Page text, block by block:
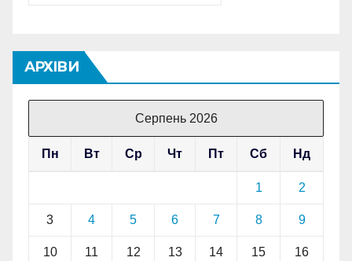
АРХІВИ
Серпень 2026
Пн Вт Ср Чт Пт Сб Нд
1 2
3 4 5 6 7 8 9
10 11 12 13 14 15 16